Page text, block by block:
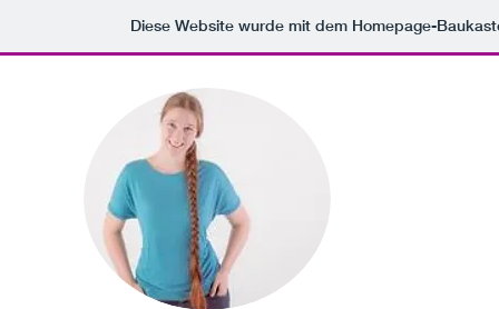
Diese Website wurde mit dem Homepage-